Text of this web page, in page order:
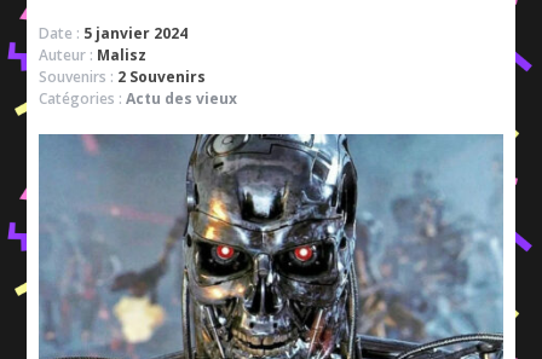
Date : 5 janvier 2024
Auteur : Malisz
Souvenirs : 2 Souvenirs
Catégories :Actu des vieux